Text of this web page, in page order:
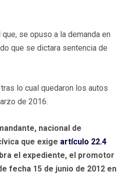
se opuso a la demanda en
que se dictara sentencia de
lo cual quedaron los autos
de 2016.
nacional de
que exige artículo 22.4
el expediente, el promotor
fecha 15 de junio de 2012 en